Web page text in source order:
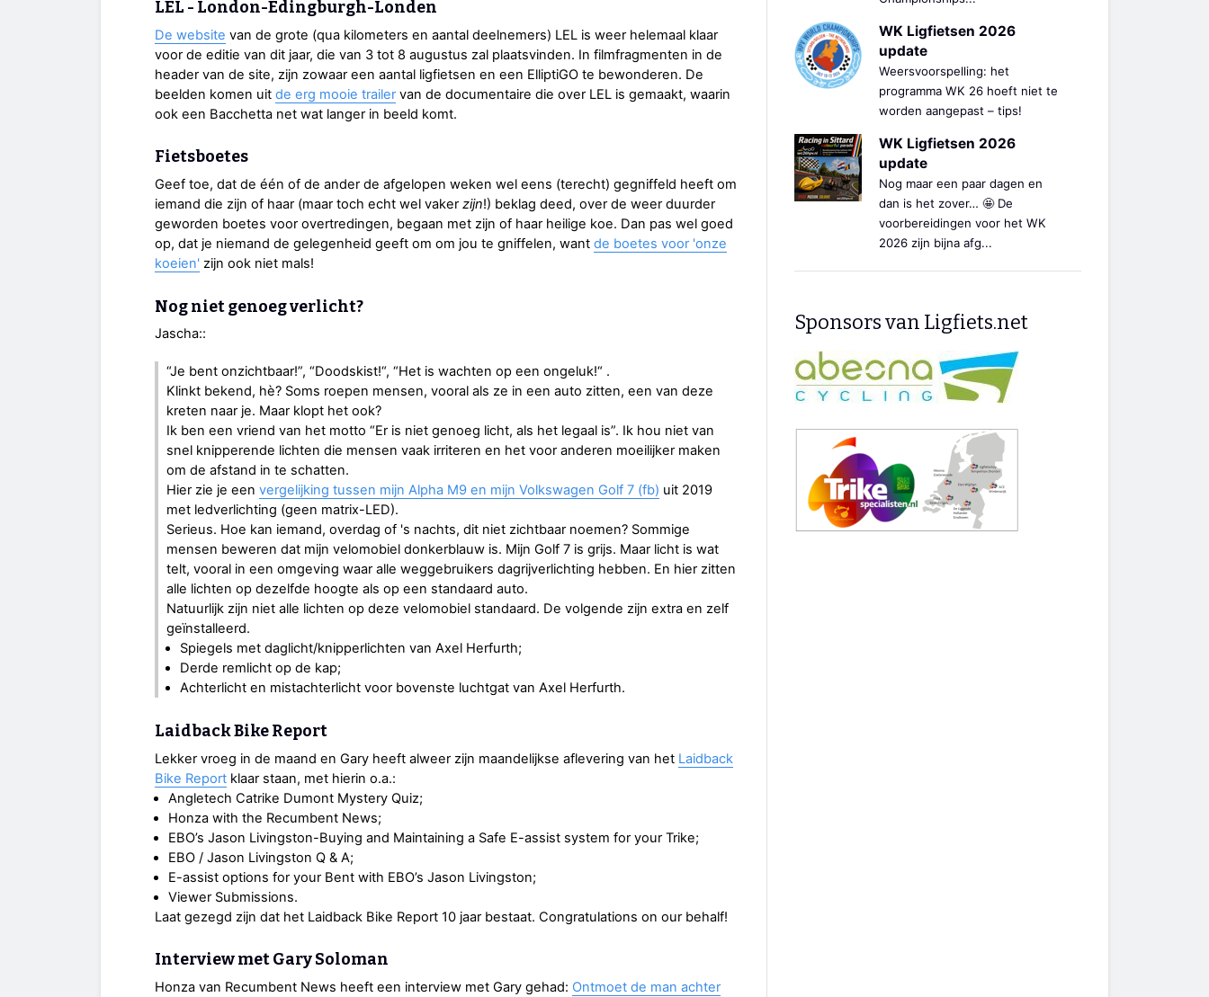
LEL - London-Edingburgh-Londen
De website van de grote (qua kilometers en aantal deelnemers) LEL is weer helemaal klaar
voor de editie van dit jaar, die van 3 tot 8 augustus zal plaatsvinden. In filmfragmenten in de
header van de site, zijn zowaar een aantal ligfietsen en een ElliptiGO te bewonderen. De
beelden komen uit de erg mooie trailer van de documentaire die over LEL is gemaakt, waarin
ook een Bacchetta net wat langer in beeld komt.
Fietsboetes
Geef toe, dat de één of de ander de afgelopen weken wel eens (terecht) gegniffeld heeft om
iemand die zijn of haar (maar toch echt wel vakerzijn!) beklag deed, over de weer duurder
geworden boetes voor overtredingen, begaan met zijn of haar heilige koe. Dan pas wel goed
op, dat je niemand de gelegenheid geeft om om jou te gniffelen, want de boetes voor 'onze
koeien' zijn ook niet mals!
Nog niet genoeg verlicht?
Jascha::
“Je bent onzichtbaar!”, “Doodskist!“, “Het is wachten op een ongeluk!“ .
Klinkt bekend, hè? Soms roepen mensen, vooral als ze in een auto zitten, een van deze
kreten naar je. Maar klopt het ook?
Ik ben een vriend van het motto “Er is niet genoeg licht, als het legaal is”. Ik hou niet van
snel knipperende lichten die mensen vaak irriteren en het voor anderen moeilijker maken
om de afstand in te schatten.
Hier zie je eenvergelijking tussen mijn Alpha M9 en mijn Volkswagen Golf 7 (fb) uit 2019
met ledverlichting (geen matrix-LED).
Serieus. Hoe kan iemand, overdag of 's nachts, dit niet zichtbaar noemen? Sommige
mensen beweren dat mijn velomobiel donkerblauw is. Mijn Golf 7 is grijs. Maar licht is wat
telt, vooral in een omgeving waar alle weggebruikers dagrijverlichting hebben. En hier zitten
alle lichten op dezelfde hoogte als op een standaard auto.
Natuurlijk zijn niet alle lichten op deze velomobiel standaard. De volgende zijn extra en zelf
geïnstalleerd.
Spiegels met daglicht/knipperlichten van Axel Herfurth;
Derde remlicht op de kap;
Achterlicht en mistachterlicht voor bovenste luchtgat van Axel Herfurth.
Laidback Bike Report
Lekker vroeg in de maand en Gary heeft alweer zijn maandelijkse aflevering van het Laidback
Bike Report klaar staan, met hierin o.a.:
Angletech Catrike Dumont Mystery Quiz;
Honza with the Recumbent News;
EBO’s Jason Livingston-Buying and Maintaining a Safe E-assist system for your Trike;
EBO / Jason Livingston Q & A;
E-assist options for your Bent with EBO’s Jason Livingston;
Viewer Submissions.
Laat gezegd zijn dat het Laidback Bike Report 10 jaar bestaat. Congratulations on our behalf!
Interview met Gary Soloman
Honza van Recumbent News heeft een interview met Gary gehad: Ontmoet de man achter
WK Ligfietsen 2026
update
Weersvoorspelling: het
programma WK 26 hoeft niet te
worden aangepast – tips!
WK Ligfietsen 2026
update
Nog maar een paar dagen en
dan is het zover… 🤩 De
voorbereidingen voor het WK
2026 zijn bijna afg...
Sponsors van Ligfiets.net